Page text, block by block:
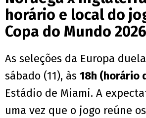
horário e local do
Copa do Mundo 2026
As seleções da Europa
sábado (11), às 18h (horário
Estádio de Miami. A
uma vez que o jogo reúne